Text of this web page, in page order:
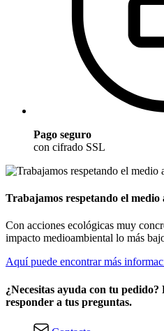
Pago seguro
con cifrado SSL
Trabajamos respetando el medio
Con acciones ecológicas muy
impacto medioambiental lo más
Aquí puede encontrar más
¿Necesitas ayuda con tu pedido?
responder a tus preguntas.